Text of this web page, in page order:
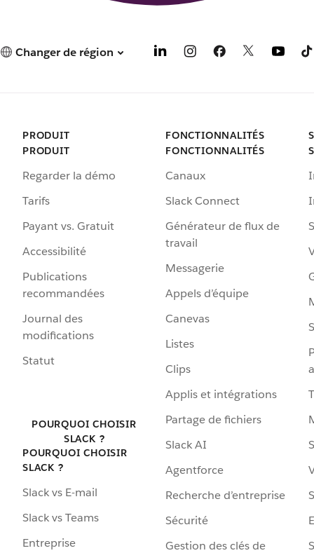
Changer de région
PRODUIT
PRODUIT
Regarder la démo
Tarifs
Payant vs. Gratuit
Accessibilité
Publications
recommandées
Journal des
modifications
Statut
POURQUOI CHOISIR
SLACK ?
POURQUOI CHOISIR
SLACK ?
Slack vs E-mail
Slack vs Teams
Entreprise
FONCTIONNALITÉS
FONCTIONNALITÉS
Canaux
Slack Connect
Générateur de flux de
travail
Messagerie
Appels d’équipe
Canevas
Listes
Clips
Applis et intégrations
Partage de fichiers
Slack AI
Agentforce
Recherche d’entreprise
Sécurité
Gestion des clés de